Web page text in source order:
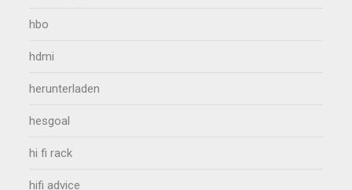
hbo
hdmi
herunterladen
hesgoal
hi fi rack
hifi advice